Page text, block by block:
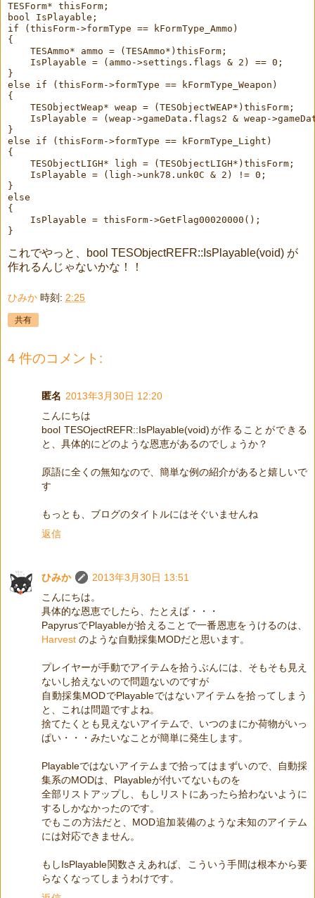
TESForm* thisForm;
bool IsPlayable;
if (thisForm->formType == kFormType_Ammo)
{
    TESAmmo* ammo = (TESAmmo*)thisForm;
    IsPlayable = (ammo->settings.flags & 2) == 0;
}
else if (thisForm->formType == kFormType_Weapon)
{
    TESObjectWeap* weap = (TESObjectWEAP*)thisForm;
IsPlayable = (weap->gameData.flags2 & weap-
}
else if (thisForm->formType == kFormType_Light)
{
    TESObjectLIGH* ligh = (TESObjectLIGH*)thisForm;
    IsPlayable = (ligh->unk78.unk0C & 2) != 0;
}
else
{
    IsPlayable = thisForm->GetFlag00020000();
これでやっと、bool TESObjectREFR::IsPlayable(void) が
作れるんじゃないかな！！
ひみか 時刻: 2:25
共有
4 件のコメント:
匿名 2013年3月30日 12:20
こんにちは
bool TESOjectREFR::IsPlayable(void)が作ることができる
と、具体的にどのような恩恵があるのでしょうか？
原語に全くの無知なので、簡単な例の紹介があると嬉しいで
す
もっとも、ブログのタイトルにはそぐいませんね
返信
ひみか
2013年3月30日 13:51
こんにちは。
具体的な恩恵でしたら、たとえば・・・
PapyrusでPlayableが拾えることで一番恩恵をうけるのは、
Harvest のような自動採集MODだと思います。
プレイヤーが手動でアイテムを拾うぶんには、そもそも見え
ないし拾えないので問題ないのですが
自動採集MODでPlayableではないアイテムを拾ってしまう
と、これは問題ですよね。
捨てたくとも見えないアイテムで、いつのまにか荷物がいっ
ぱい・・・みたいなことが簡単に発生します。
Playableではないアイテムまで拾ってはまずいので、自動採
集系のMODは、Playableが付いてないものを
全部リストアップし、もしリストにあったら拾わないように
するしかなかったのです。
でもこの方法だと、MOD追加装備のような未知のアイテム
には対応できません。
もしIsPlayable関数さえあれば、こういう手間は根本から要
らなくなってしまうわけです。